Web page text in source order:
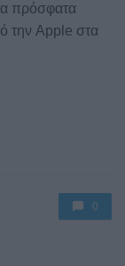
πρόσφατα
την Apple στα
0